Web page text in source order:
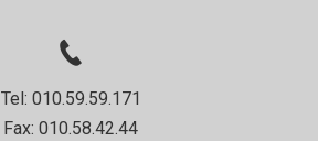
Tel: 010.59.59.171
Fax: 010.58.42.44